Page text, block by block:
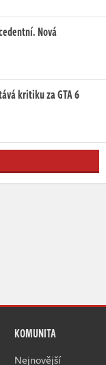
Nová
kritiku za GTA 6
KOMUNITA
Nejnovější